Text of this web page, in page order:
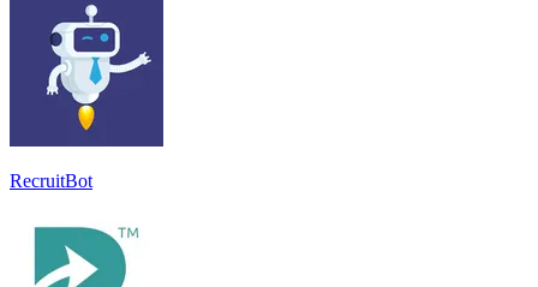
RecruitBot